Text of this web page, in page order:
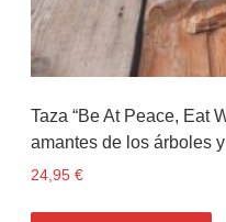
Taza “Be At Peace, Eat
amantes de los árboles
24,95 €